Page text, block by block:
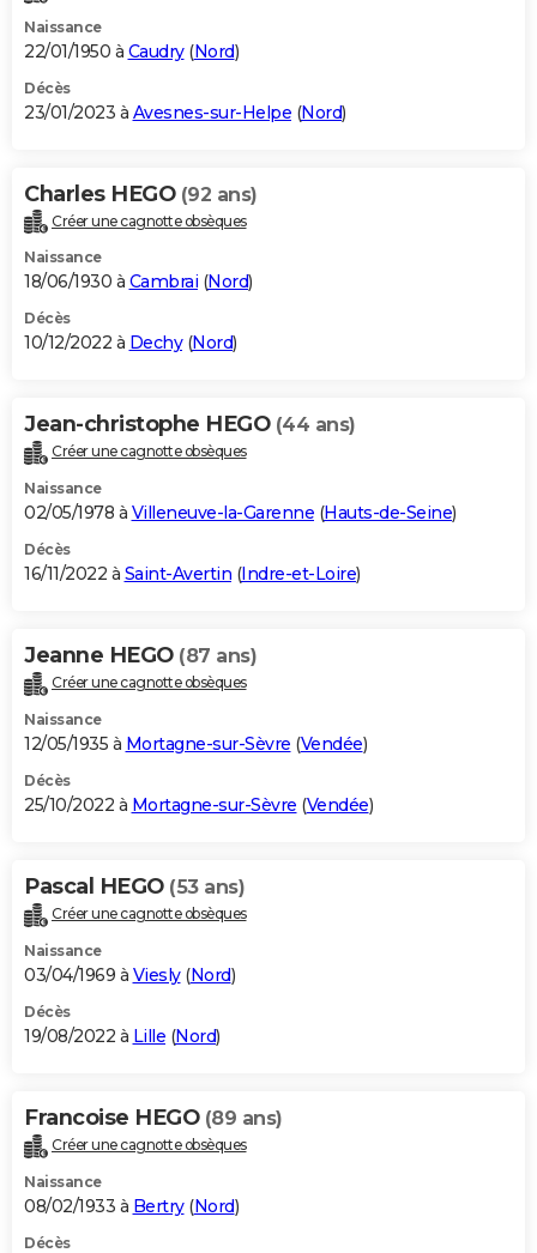
Naissance
22/01/1950 à Caudry(Nord)
Décès
23/01/2023 à Avesnes-sur-Helpe (Nord)
Charles HEGO (92 ans)
Créer une cagnotte obsèques
Naissance
18/06/1930 à Cambrai (Nord)
Décès
10/12/2022 à Dechy(Nord)
Jean-christophe HEGO (44 ans)
Créer une cagnotte obsèques
Naissance
02/05/1978 à Villeneuve-la-Garenne (Hauts-de-Seine)
Décès
16/11/2022 à Saint-Avertin (Indre-et-Loire)
Jeanne HEGO (87 ans)
Créer une cagnotte obsèques
Naissance
12/05/1935 à Mortagne-sur-Sèvre (Vendée)
Décès
25/10/2022 à Mortagne-sur-Sèvre (Vendée)
Pascal HEGO (53 ans)
Créer une cagnotte obsèques
Naissance
03/04/1969 à Viesly(Nord)
Décès
19/08/2022 à Lille (Nord)
Francoise HEGO (89 ans)
Créer une cagnotte obsèques
Naissance
08/02/1933 à Bertry(Nord)
Décès